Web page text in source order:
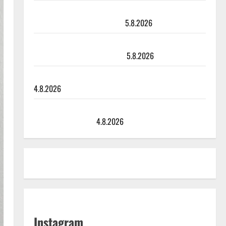
5.8.2026
5.8.2026
4.8.2026
4.8.2026
Instagram